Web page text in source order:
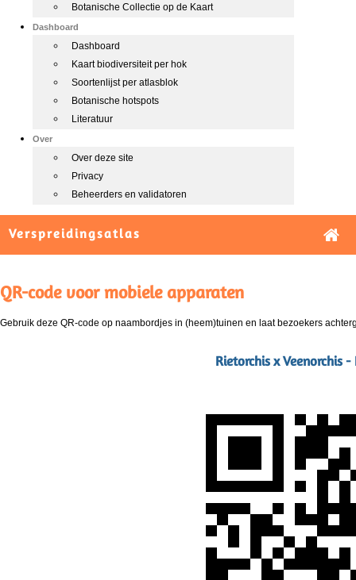
Botanische Collectie op de Kaart
Dashboard
Dashboard
Kaart biodiversiteit per hok
Soortenlijst per atlasblok
Botanische hotspots
Literatuur
Over
Over deze site
Privacy
Beheerders en validatoren
Verspreidingsatlas
QR-code voor mobiele apparaten
Gebruik deze QR-code op naambordjes in (heem)tuinen en laat bezoekers
Rietorchis x Veenorchis